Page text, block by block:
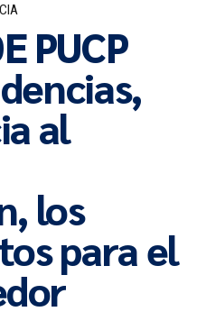
PUCP
al
los
para el